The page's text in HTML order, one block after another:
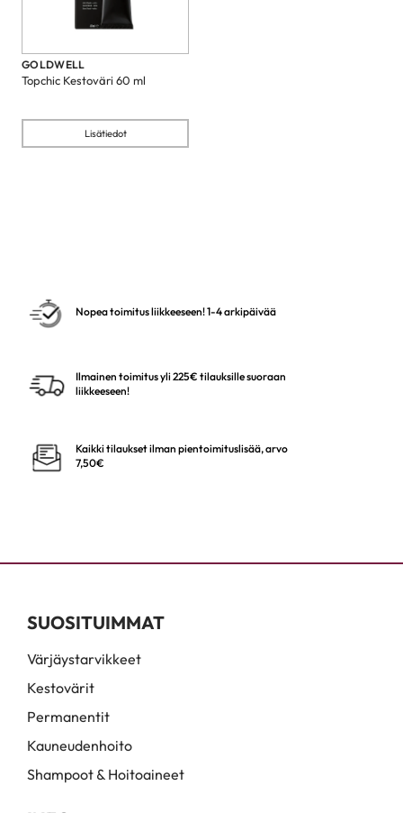
GOLDWELL
Topchic Kestoväri 60 ml
Lisätiedot
Nopea toimitus liikkeeseen! 1-4 arkipäivää
Ilmainen toimitus yli 225€ tilauksille suoraan
liikkeeseen!
Kaikki tilaukset ilman pientoimituslisää, arvo
7,50€
SUOSITUIMMAT
Värjäystarvikkeet
Kestovärit
Permanentit
Kauneudenhoito
Shampoot & Hoitoaineet